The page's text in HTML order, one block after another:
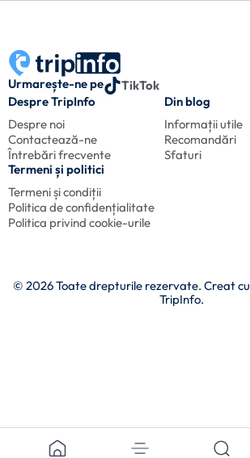
Urmarește-ne pe
TikTok
Despre TripInfo
Despre noi
Contactează-ne
Întrebări frecvente
Din blog
Informații utile
Recomandări
Sfaturi
Termeni și politici
Termeni și condiții
Politica de confidențialitate
Politica privind cookie-urile
© 2026 Toate drepturile rezervate. Creat cu
TripInfo.